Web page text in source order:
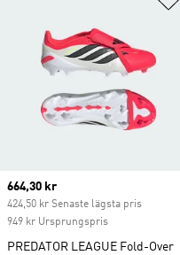
Current price
664,30 kr
424,50 kr Senaste lägsta pris
949 kr Ursprungspris
PREDATOR LEAGUE Fold-Over